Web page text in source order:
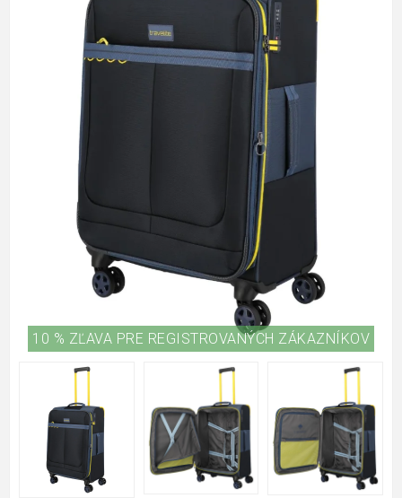
10 % ZĽAVA PRE REGISTROVANÝCH ZÁKAZNÍKOV